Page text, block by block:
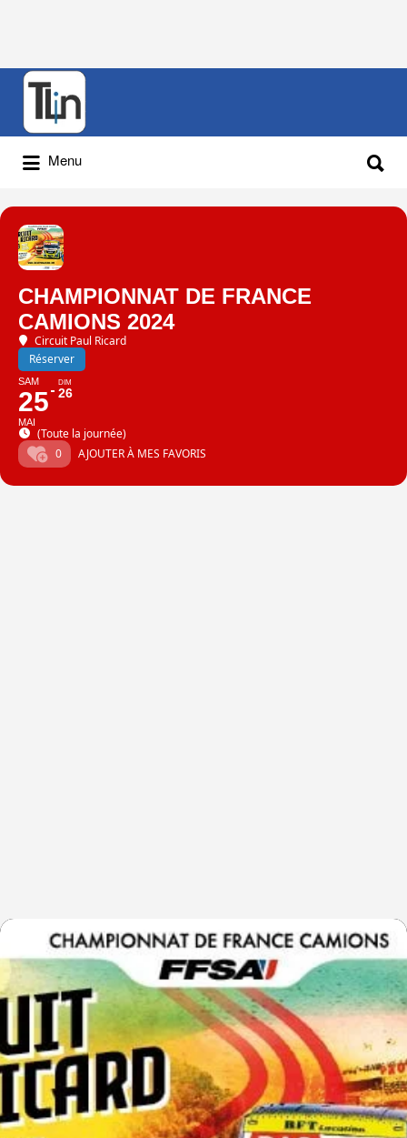
Rechercher
Menu
CHAMPIONNAT DE FRANCE
CAMIONS 2024
Circuit Paul Ricard
Réserver
SAM
25
MAI
DIM
26
(Toute la journée)
0
AJOUTER À MES FAVORIS